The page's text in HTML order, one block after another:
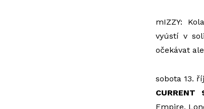
mIZZY:
vyústí v
očekávat
sobota 13.
Empire,